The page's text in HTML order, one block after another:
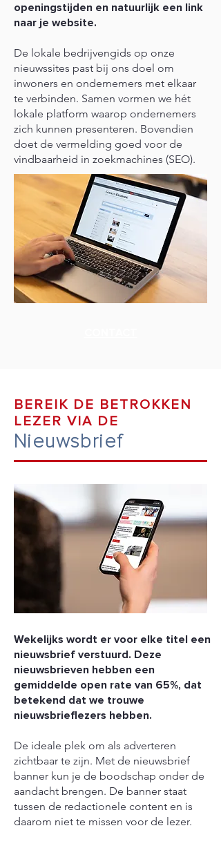
openingstijden en natuurlijk een link
naar je website.
De lokale bedrijvengids op onze
nieuwssites past bij ons doel om
inwoners en ondernemers met elkaar
te verbinden. Samen vormen we hét
lokale platform waarop ondernemers
zich kunnen presenteren. Bovendien
doet de vermelding goed voor de
vindbaarheid in zoekmachines (SEO).
BEREIK DE BETROKKEN
LEZER VIA DE
Nieuwsbrief
Wekelijks wordt er voor elke titel een
nieuwsbrief verstuurd. Deze
nieuwsbrieven hebben een
gemiddelde open rate van 65%, dat
betekend dat we trouwe
nieuwsbrieflezers hebben.
De ideale plek om als adverteren
zichtbaar te zijn. Met de nieuwsbrief
banner kun je de boodschap onder de
aandacht brengen. De banner staat
tussen de redactionele content en is
daarom niet te missen voor de lezer.